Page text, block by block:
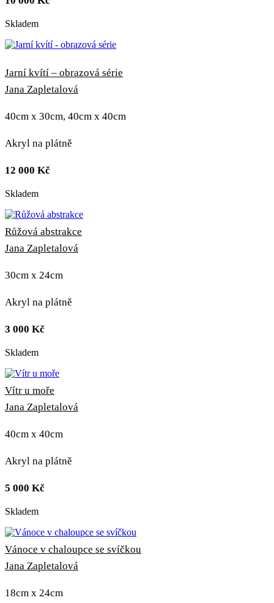
Skladem
Jarní kvítí – obrazová série
Jana Zapletalová
40cm x 30cm, 40cm x 40cm
Akryl na plátně
12 000 Kč
Skladem
Růžová abstrakce
Jana Zapletalová
30cm x 24cm
Akryl na plátně
3 000 Kč
Skladem
Vítr u moře
Jana Zapletalová
40cm x 40cm
Akryl na plátně
5 000 Kč
Skladem
Vánoce v chaloupce se svíčkou
Jana Zapletalová
18cm x 24cm